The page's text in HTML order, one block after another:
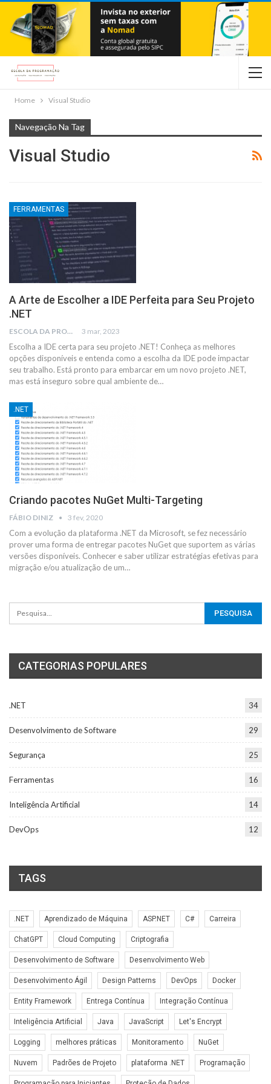
Home Visual Studio
Navegação Na Tag
Visual Studio
FERRAMENTAS
A Arte de Escolher a IDE Perfeita para Seu Projeto
.NET
ESCOLA DA PROGRAMAÇÃO 3 mar, 2023
Escolha a IDE certa para seu projeto .NET! Conheça as melhores
opções disponíveis e entenda como a escolha da IDE pode impactar
seu trabalho. Está pronto para embarcar em um novo projeto .NET,
mas está inseguro sobre qual ambiente de…
.NET
Criando pacotes NuGet Multi-Targeting
FÁBIO DINIZ 3 fev, 2020
Com a evolução da plataforma .NET da Microsoft, se fez necessário
prover uma forma de entregar pacotes NuGet que suportem as várias
versões disponíveis. Conhecer e saber utilizar estratégias efetivas para
migração e/ou atualização de um…
CATEGORIAS POPULARES
.NET 34
Desenvolvimento de Software 29
Segurança 25
Ferramentas 16
Inteligência Artificial 14
DevOps 12
TAGS
.NET Aprendizado de Máquina ASP.NET C# Carreira
ChatGPT Cloud Computing Criptografia
Desenvolvimento de Software Desenvolvimento Web
Desenvolvimento Ágil Design Patterns DevOps Docker
Entity Framework Entrega Contínua Integração Contínua
Inteligência Artificial Java JavaScript Let's Encrypt
Logging melhores práticas Monitoramento NuGet
Nuvem Padrões de Projeto plataforma .NET Programação